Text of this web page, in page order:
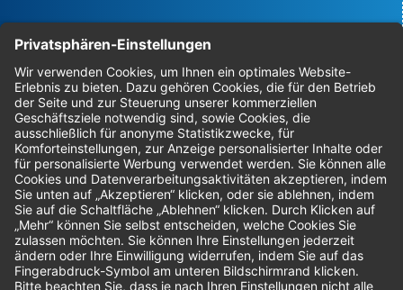
Bestellungen
Sendung verfolgen
Geprüfter Shop